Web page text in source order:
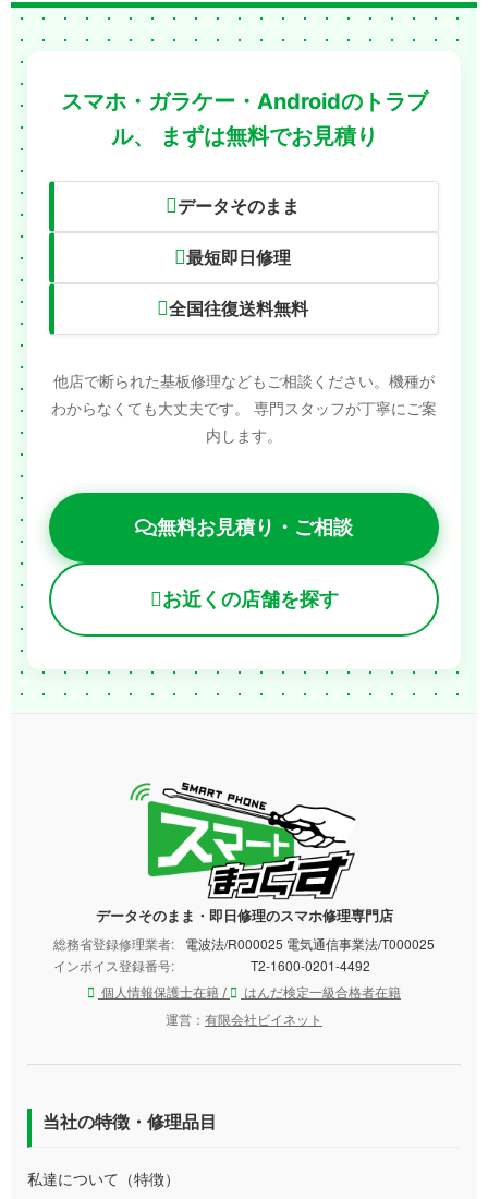
スマホ・ガラケー・Androidのトラブ
ル、
まずは無料でお見積り
データそのまま
最短即日修理
全国往復送料無料
他店で断られた基板修理などもご相談ください。機種が
わからなくても大丈夫です。
専門スタッフが丁寧にご案
内します。
無料お見積り・ご相談
お近くの店舗を探す
データそのまま・即日修理のスマホ修理専門店
総務省登録修理業者:
電波法/R000025 電気通信事業法/T000025
インボイス登録番号:
T2-1600-0201-4492
個人情報保護士在籍 /
はんだ検定一級合格者在籍
運営： 有限会社ビイネット
当社の特徴・修理品目
私達について（特徴）